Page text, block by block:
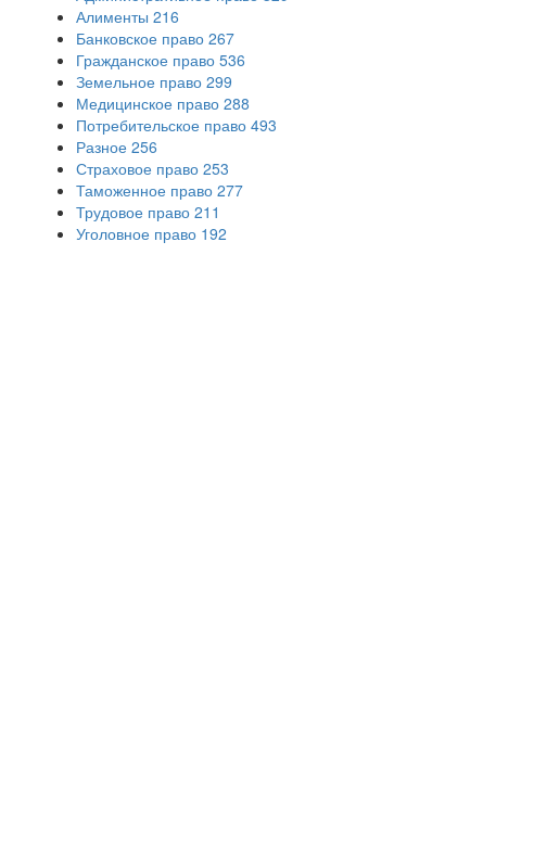
Алименты 216
Банковское право 267
Гражданское право 536
Земельное право 299
Медицинское право 288
Потребительское право 493
Разное 256
Страховое право 253
Таможенное право 277
Трудовое право 211
Уголовное право 192